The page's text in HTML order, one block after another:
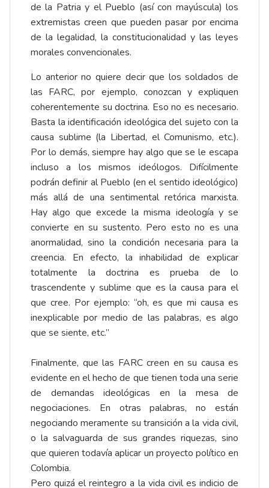
de la Patria y el Pueblo (así con mayúscula) los
extremistas creen que pueden pasar por encima
de la legalidad, la constitucionalidad y las leyes
morales convencionales.
Lo anterior no quiere decir que los soldados de
las FARC, por ejemplo, conozcan y expliquen
coherentemente su doctrina. Eso no es necesario.
Basta la identificación ideológica del sujeto con la
causa sublime (la Libertad, el Comunismo, etc.).
Por lo demás, siempre hay algo que se le escapa
incluso a los mismos ideólogos. Difícilmente
podrán definir al Pueblo (en el sentido ideológico)
más allá de una sentimental retórica marxista.
Hay algo que excede la misma ideología y se
convierte en su sustento. Pero esto no es una
anormalidad, sino la condición necesaria para la
creencia. En efecto, la inhabilidad de explicar
totalmente la doctrina es prueba de lo
trascendente y sublime que es la causa para el
que cree. Por ejemplo: “oh, es que mi causa es
inexplicable por medio de las palabras, es algo
que se siente, etc.”
Finalmente, que las FARC creen en su causa es
evidente en el hecho de que tienen toda una serie
de demandas ideológicas en la mesa de
negociaciones. En otras palabras, no están
negociando meramente su transición a la vida civil,
o la salvaguarda de sus grandes riquezas, sino
que quieren todavía aplicar un proyecto político en
Colombia.
Pero quizá el reintegro a la vida civil es indicio de